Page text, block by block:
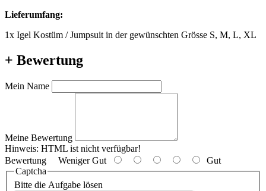
Lieferumfang:
1x Igel Kostüm / Jumpsuit in der gewünschten Grösse S, M, L, XL
+ Bewertung
Mein Name
Meine Bewertung
Hinweis: HTML ist nicht verfügbar!
Bewertung Weniger Gut
Gut
Captcha
Bitte die Aufgabe lösen